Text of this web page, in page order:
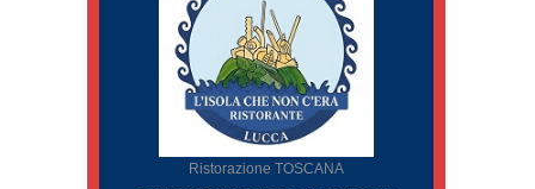
Ristorazione TOSCANA